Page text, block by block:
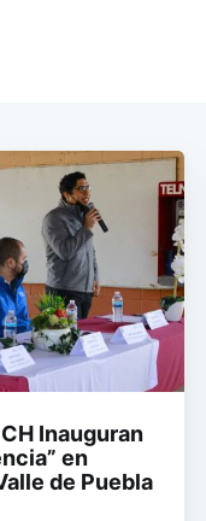
Inauguran
en
de Puebla